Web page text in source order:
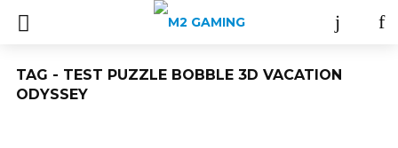
TAG - TEST PUZZLE BOBBLE 3D VACATION
ODYSSEY